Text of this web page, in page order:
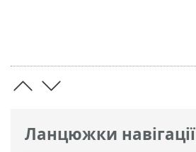
Ланцюжки навігації